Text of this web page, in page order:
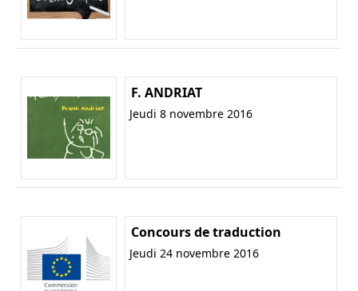
F. ANDRIAT
Jeudi 8 novembre 2016
Concours de traduction
Jeudi 24 novembre 2016